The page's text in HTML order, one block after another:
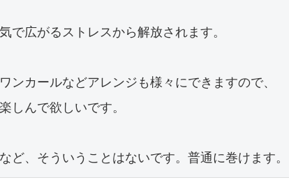
で広がるストレスから解放されます。
ンカールなどアレンジも様々にできますので、
しんで欲しいです。
ど、そういうことはないです。普通に巻けます。